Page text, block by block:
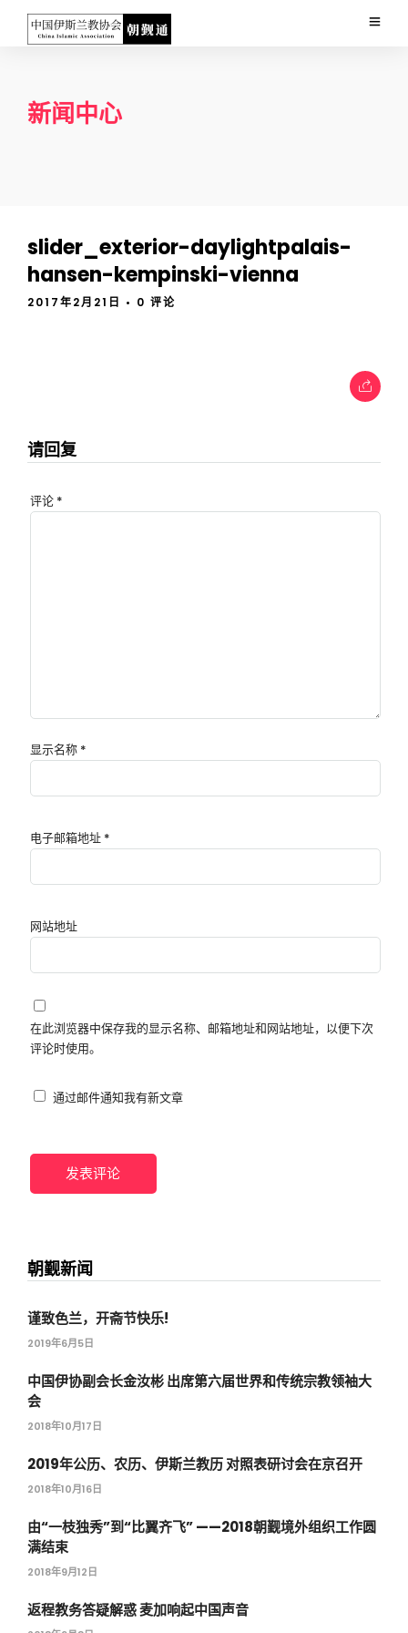
新闻中心
slider_exterior-daylightpalais-
hansen-kempinski-vienna
2017年2月21日 • 0 评论
请回复
评论 *
显示名称 *
电子邮箱地址 *
网站地址
在此浏览器中保存我的显示名称、邮箱地址和网站地址，以便下次
评论时使用。
通过邮件通知我有新文章
朝觐新闻
谨致色兰，开斋节快乐!
2019年6月5日
中国伊协副会长金汝彬 出席第六届世界和传统宗教领袖大
会
2018年10月17日
2019年公历、农历、伊斯兰教历 对照表研讨会在京召开
2018年10月16日
由“一枝独秀”到“比翼齐飞” ——2018朝觐境外组织工作圆
满结束
2018年9月12日
返程教务答疑解惑 麦加响起中国声音